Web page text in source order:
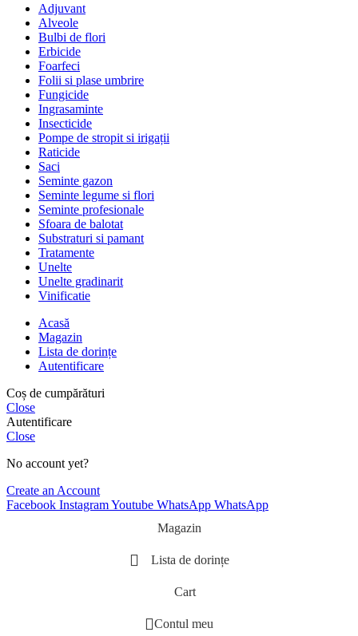
Adjuvant
Alveole
Bulbi de flori
Erbicide
Foarfeci
Folii si plase umbrire
Fungicide
Ingrasaminte
Insecticide
Pompe de stropit si irigații
Raticide
Saci
Seminte gazon
Seminte legume si flori
Seminte profesionale
Sfoara de balotat
Substraturi si pamant
Tratamente
Unelte
Unelte gradinarit
Vinificatie
Acasă
Magazin
Lista de dorințe
Autentificare
Coș de cumpărături
Close
Autentificare
Close
No account yet?
Create an Account
Facebook InstagramYoutube WhatsApp WhatsApp
Magazin
Lista de dorințe
Cart
Contul meu